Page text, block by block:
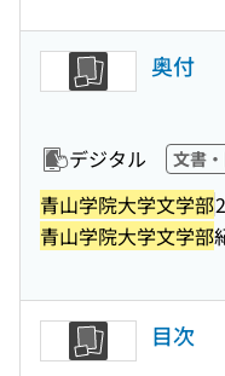
奥付
デジタル 文書
青山学院大学文学部
青山学院大学文学部
目次